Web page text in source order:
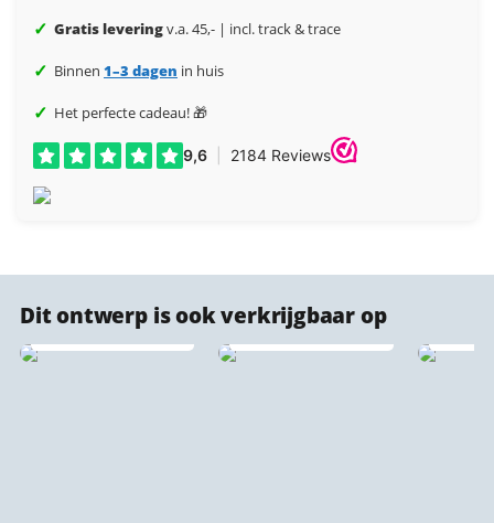
✓ Gratis leveringv.a. 45,- | incl. track & trace
✓ Binnen 1–3 dagen in huis
✓ Het perfecte cadeau! 🎁
Dit ontwerp is ook verkrijgbaar op
Akoestische
stadsprint